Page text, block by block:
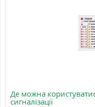
Де можна
сигналізації